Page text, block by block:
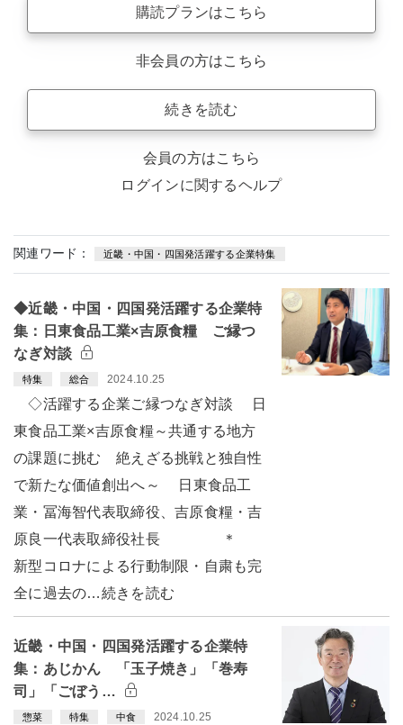
購読プランはこちら
非会員の方はこちら
続きを読む
会員の方はこちら
ログインに関するヘルプ
関連ワード： 近畿・中国・四国発活躍する企業特集
◆近畿・中国・四国発活躍する企業特
集：日東食品工業×吉原食糧 ご縁つ
なぎ対談
特集 総合 2024.10.25
◇活躍する企業ご縁つなぎ対談 日
東食品工業×吉原食糧～共通する地方
の課題に挑む 絶えざる挑戦と独自性
で新たな価値創出へ～ 日東食品工
業・冨海智代表取締役、吉原食糧・吉
原良一代表取締役社長 ＊
新型コロナによる行動制限・自粛も完
全に過去の…続きを読む
近畿・中国・四国発活躍する企業特
集：あじかん 「玉子焼き」「巻寿
司」「ごぼう…
惣菜 特集 中食 2024.10.25